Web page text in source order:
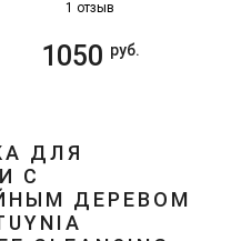
1 отзыв
1050 руб.
ДЛЯ
С
ДЕРЕВОМ